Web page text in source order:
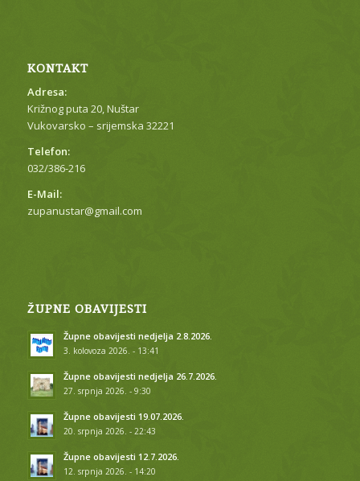
KONTAKT
Adresa:
Križnog puta 20, Nuštar
Vukovarsko – srijemska 32221
Telefon:
032/386-216
E-Mail:
zupanustar@gmail.com
ŽUPNE OBAVIJESTI
Župne obavijesti nedjelja 2.8.2026.
3. kolovoza 2026. - 13:41
Župne obavijesti nedjelja 26.7.2026.
27. srpnja 2026. - 9:30
Župne obavijesti 19.07.2026.
20. srpnja 2026. - 22:43
Župne obavijesti 12.7.2026.
12. srpnja 2026. - 14:20